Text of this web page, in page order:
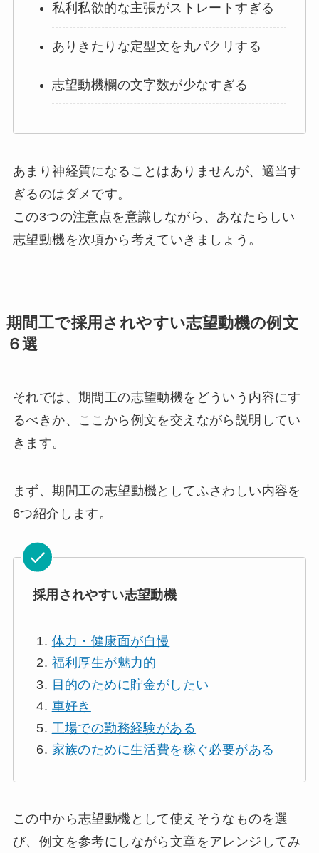
私利私欲的な主張がストレートすぎる
ありきたりな定型文を丸パクリする
志望動機欄の文字数が少なすぎる
あまり神経質になることはありませんが、適当す
ぎるのはダメです。
この3つの注意点を意識しながら、あなたらしい
志望動機を次項から考えていきましょう。
期間工で採用されやすい志望動機の例文
６選
それでは、期間工の志望動機をどういう内容にす
るべきか、ここから例文を交えながら説明してい
きます。
まず、期間工の志望動機としてふさわしい内容を
6つ紹介します。
採用されやすい志望動機
体力・健康面が自慢
福利厚生が魅力的
目的のために貯金がしたい
車好き
工場での勤務経験がある
家族のために生活費を稼ぐ必要がある
この中から志望動機として使えそうな ものを選
び、例文を参考にしながら文章をアレンジしてみ